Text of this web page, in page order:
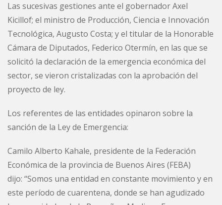
Las sucesivas gestiones ante el gobernador Axel
Kicillof; el ministro de Producción, Ciencia e Innovación
Tecnológica, Augusto Costa; y el titular de la Honorable
Cámara de Diputados, Federico Otermín, en las que se
solicitó la declaración de la emergencia económica del
sector, se vieron cristalizadas con la aprobación del
proyecto de ley.
Los referentes de las entidades opinaron sobre la
sanción de la Ley de Emergencia:
Camilo Alberto Kahale, presidente de la Federación
Económica de la provincia de Buenos Aires (FEBA)
dijo: “Somos una entidad en constante movimiento y en
este período de cuarentena, donde se han agudizado